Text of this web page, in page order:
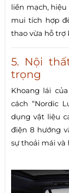
liền mạch,
mui tích hợp
thao vừa hỗ trợ
5. Nội
trọng
Khoang lái
cách “Nordic
dụng vật liệu
điện 8 hướng
sự thoải mái và